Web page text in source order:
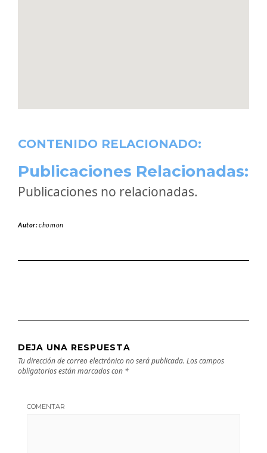
CONTENIDO RELACIONADO:
Publicaciones Relacionadas:
Publicaciones no relacionadas.
Autor:chomon
DEJA UNA RESPUESTA
Tu dirección de correo electrónico no será publicada. Los campos
obligatorios están marcados con *
COMENTAR